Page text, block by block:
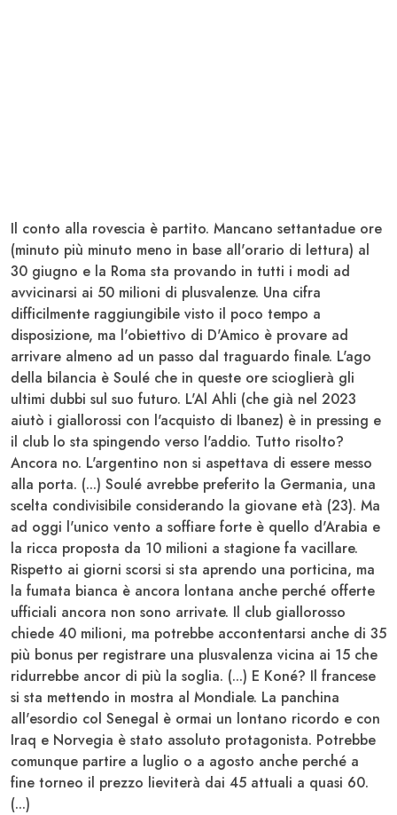
Il conto alla rovescia è partito. Mancano settantadue ore
(minuto più minuto meno in base all'orario di lettura) al
30 giugno e la Roma sta provando in tutti i modi ad
avvicinarsi ai 50 milioni di plusvalenze. Una cifra
difficilmente raggiungibile visto il poco tempo a
disposizione, ma l'obiettivo di D'Amico è provare ad
arrivare almeno ad un passo dal traguardo finale. L'ago
della bilancia è Soulé che in queste ore scioglierà gli
ultimi dubbi sul suo futuro. L'Al Ahli (che già nel 2023
aiutò i giallorossi con l'acquisto di Ibanez) è in pressing e
il club lo sta spingendo verso l'addio. Tutto risolto?
Ancora no. L'argentino non si aspettava di essere messo
alla porta. (...) Soulé avrebbe preferito la Germania, una
scelta condivisibile considerando la giovane età (23). Ma
ad oggi l'unico vento a soffiare forte è quello d'Arabia e
la ricca proposta da 10 milioni a stagione fa vacillare.
Rispetto ai giorni scorsi si sta aprendo una porticina, ma
la fumata bianca è ancora lontana anche perché offerte
ufficiali ancora non sono arrivate. Il club giallorosso
chiede 40 milioni, ma potrebbe accontentarsi anche di 35
più bonus per registrare una plusvalenza vicina ai 15 che
ridurrebbe ancor di più la soglia. (...) E Koné? Il francese
si sta mettendo in mostra al Mondiale. La panchina
all'esordio col Senegal è ormai un lontano ricordo e con
Iraq e Norvegia è stato assoluto protagonista. Potrebbe
comunque partire a luglio o a agosto anche perché a
fine torneo il prezzo lieviterà dai 45 attuali a quasi 60.
(...)